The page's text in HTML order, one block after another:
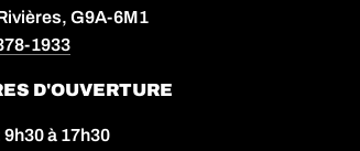
G9A-6M1
1933
D'OUVERTURE
9h30 à 17h30